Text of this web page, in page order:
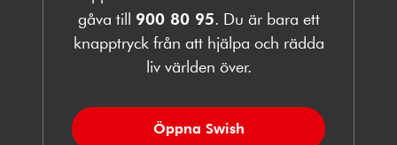
gåva till 900 80 95. Du är bara ett
knapptryck från att hjälpa och rädda
liv världen över.
Öppna Swish